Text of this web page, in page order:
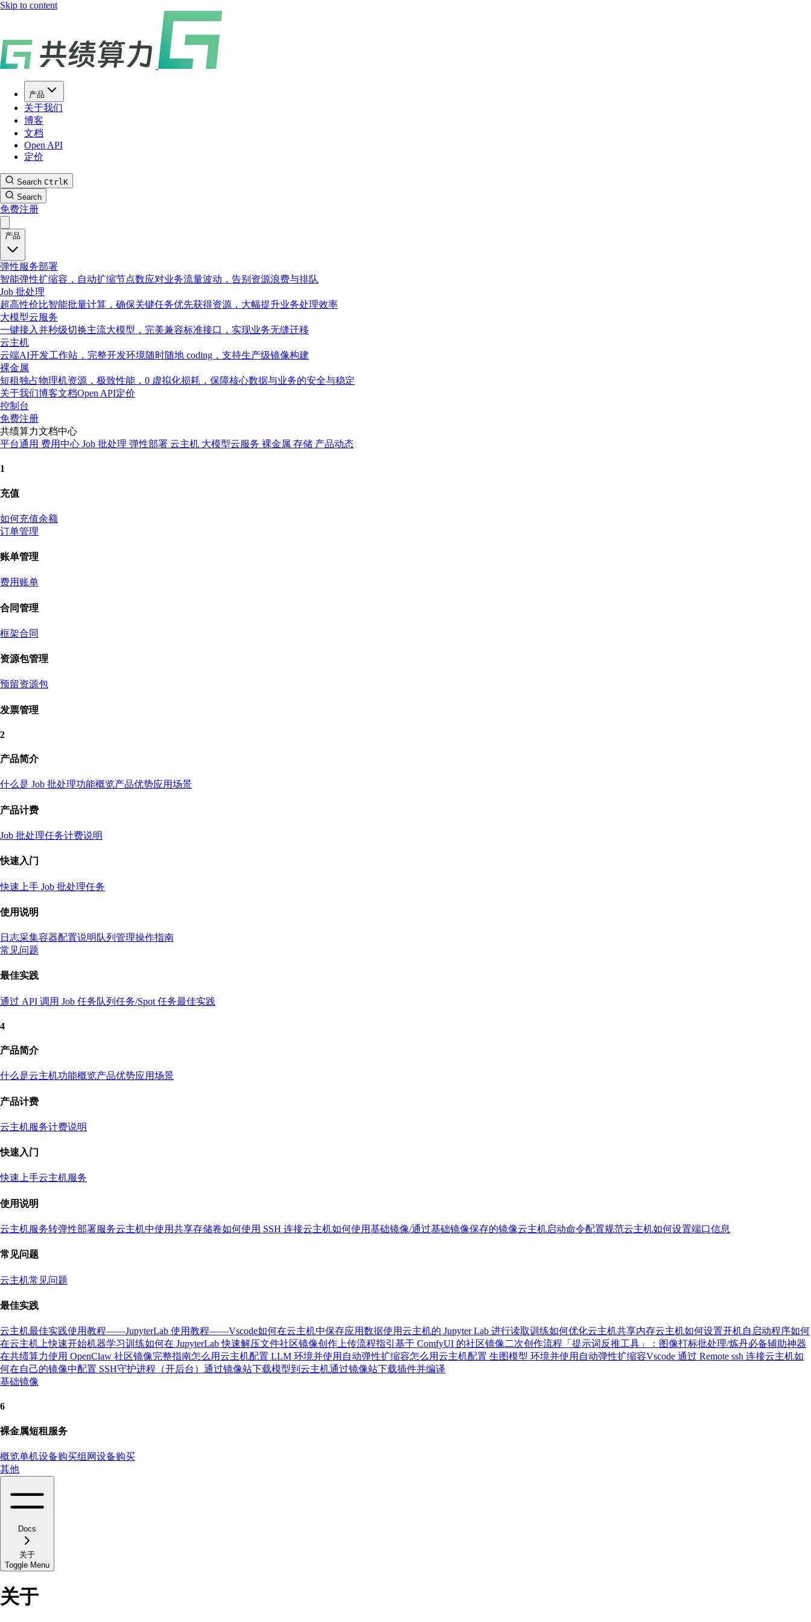
Skip to content
产品
关于我们
博客
文档
Open API
定价
Search CtrlK
Search
免费注册
产品
弹性服务部署
智能弹性扩缩容，自动扩缩节点数应对业务流量波动，告别资源浪费与排队
Job 批处理
超高性价比智能批量计算，确保关键任务优先获得资源，大幅提升业务处理效率
大模型云服务
一键接入并秒级切换主流大模型，完美兼容标准接口，实现业务无缝迁移
云主机
云端AI开发工作站，完整开发环境随时随地 coding，支持生产级镜像构建
裸金属
短租独占物理机资源，极致性能，0 虚拟化损耗，保障核心数据与业务的安全与稳定
关于我们博客文档Open API定价
控制台
免费注册
共绩算力文档中心
平台通用 费用中心 Job 批处理 弹性部署 云主机 大模型云服务 裸金属 存储 产品动态
1
充值
如何充值余额
订单管理
账单管理
费用账单
合同管理
框架合同
资源包管理
预留资源包
发票管理
2
产品简介
什么是 Job 批处理功能概览产品优势应用场景
产品计费
Job 批处理任务计费说明
快速入门
快速上手 Job 批处理任务
使用说明
日志采集容器配置说明 队列管理操作指南
常见问题
最佳实践
通过 API 调用 Job 任务队列任务/Spot 任务最佳实践
4
产品简介
什么是云主机功能概览产品优势应用场景
产品计费
云主机服务计费说明
快速入门
快速上手云主机服务
使用说明
云主机服务转弹性部署服务云主机中使用共享存储卷如何使用 SSH 连接云主机如何使用基础镜像/通过基础镜像保存的镜像云主机启动命令配置规范云主机如何设置端口信息
常见问题
云主机常见问题
最佳实践
云主机最佳实践使用教程——JupyterLab 使用教程——Vscode如何在云主机中保存应用数据使用云主机的 Jupyter Lab 进行读取训练如何优化云主机共享内存云主机如何设置开机自启动程序如何
在云主机上快速开始机器学习训练如何在 JupyterLab 快速解压文件社区镜像创作上传流程指引 基于 ComfyUI 的社区镜像二次创作流程 「提示词反推工具」：图像打标批处理/炼丹必备辅助神器
在共绩算力使用 OpenClaw 社区镜像完整指南怎么用云主机配置 LLM 环境并使用自动弹性扩缩容怎么用云主机配置 生图模型 环境并使用自动弹性扩缩容Vscode 通过 Remote ssh 连接云主机如
何在自己的镜像中配置 SSH守护进程（开后台） 通过镜像站下载模型到云主机通过镜像站下载插件并编译
基础镜像
6
裸金属短租服务
概览单机设备购买组网设备购买
其他
Docs
关于
Toggle Menu
关于